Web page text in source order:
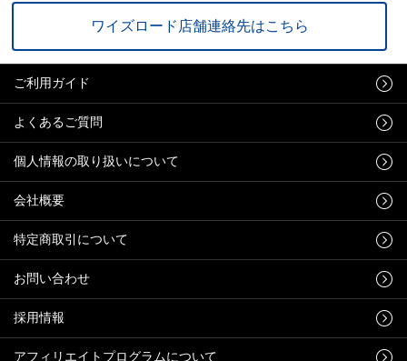
ワイズロード店舗連絡先はこちら
ご利用ガイド
よくあるご質問
個人情報の取り扱いについて
会社概要
特定商取引について
お問い合わせ
採用情報
アフィリエイトプログラムについて